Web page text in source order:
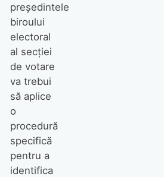
președintele
biroului
electoral
al secției
de votare
va trebui
să aplice
o
procedură
specifică
pentru a
identifica